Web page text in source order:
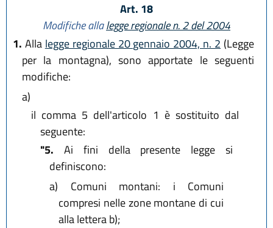
Art. 18
Modifiche allalegge regionale n. 2 del 2004
1. Alla legge regionale 20 gennaio 2004, n. 2 (Legge
per la montagna), sono apportate le seguenti
modifiche:
a)
il comma 5 dell'articolo 1 è sostituito dal
seguente:
"5. Ai fini della presente legge si
definiscono:
a) Comuni montani: i Comuni
compresi nelle zone montane di cui
alla lettera b);